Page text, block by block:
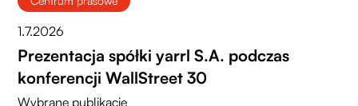
1.7.2026
Prezentacja spółki yarrl S.A. podczas
konferencji WallStreet 30
Wybrane publikacje